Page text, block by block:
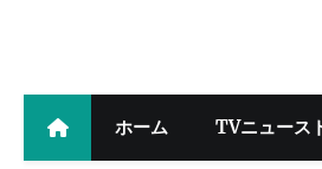
ホーム TVニュース